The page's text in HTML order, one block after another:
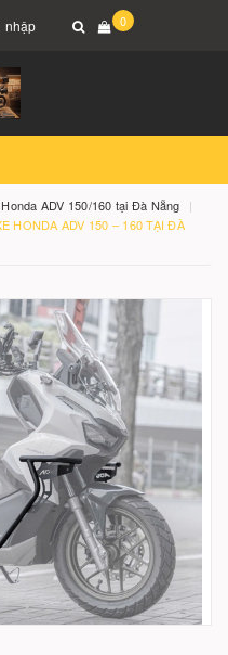
0
ADV 150/160 tại Đà Nẵng
HONDA ADV 150 – 160 TẠI ĐÀ